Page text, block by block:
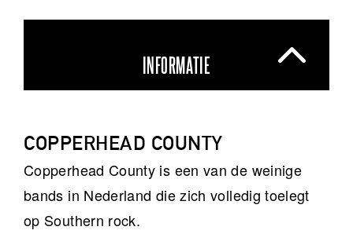
INFORMATIE
COPPERHEAD COUNTY
Copperhead County is een van de weinige
bands in Nederland die zich volledig toelegt
op Southern rock.